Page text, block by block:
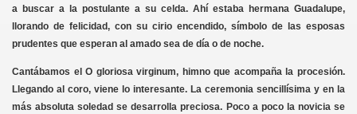
a buscar a la postulante a su celda. Ahí estaba hermana Guadalupe,
llorando de felicidad, con su cirio encendido, símbolo de las esposas
prudentes que esperan al amado sea de día o de noche.
Cantábamos el O gloriosa virginum, himno que acompaña la procesión.
Llegando al coro, viene lo interesante. La ceremonia sencillísima y en la
más absoluta soledad se desarrolla preciosa. Poco a poco la novicia se